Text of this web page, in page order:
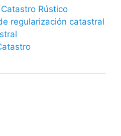
Rústico
regularización catastral